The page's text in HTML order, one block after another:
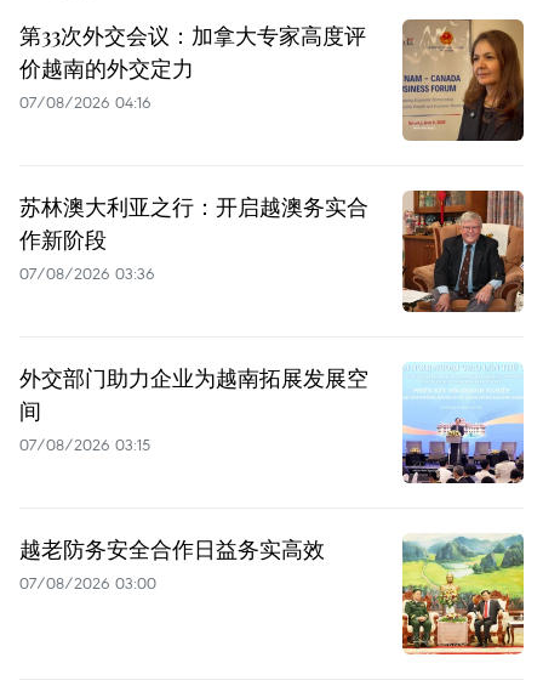
第33次外交会议：加拿大专家高度评
价越南的外交定力
07/08/2026 04:16
苏林澳大利亚之行：开启越澳务实合
作新阶段
07/08/2026 03:36
外交部门助力企业为越南拓展发展空
间
07/08/2026 03:15
越老防务安全合作日益务实高效
07/08/2026 03:00